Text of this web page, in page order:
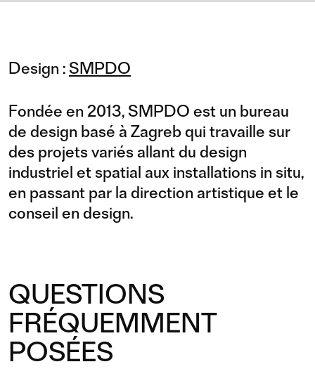
Design : SMPDO
Fondée en 2013, SMPDO est un bureau
de design basé à Zagreb qui travaille sur
des projets variés allant du design
industriel et spatial aux installations in situ,
en passant par la direction artistique et le
conseil en design.
QUESTIONS
FRÉQUEMMENT
POSÉES